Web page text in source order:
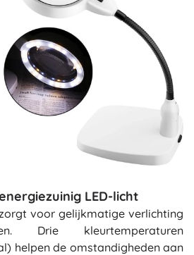
LED-licht
zorgt voor gelijkmatige verlichting
Drie kleurtemperaturen
helpen de omstandigheden aan